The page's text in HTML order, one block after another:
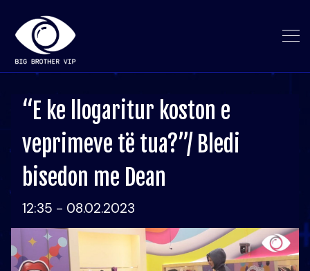
“E ke llogaritur koston e
veprimeve të tua?”/ Bledi
bisedon me Dean
12:35 - 08.02.2023